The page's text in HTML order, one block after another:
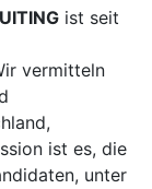
ist seit
vermitteln
ist es, die
unter